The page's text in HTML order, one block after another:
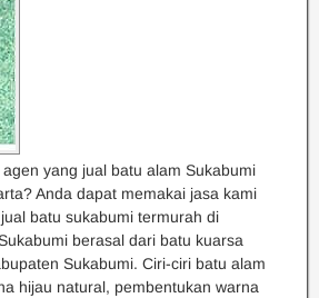
yang jual batu alam Sukabumi
Anda dapat memakai jasa kami
batu sukabumi termurah di
berasal dari batu kuarsa
Sukabumi. Ciri-ciri batu alam
hijau natural, pembentukan warna